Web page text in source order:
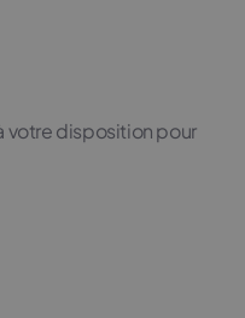
votre disposition pour